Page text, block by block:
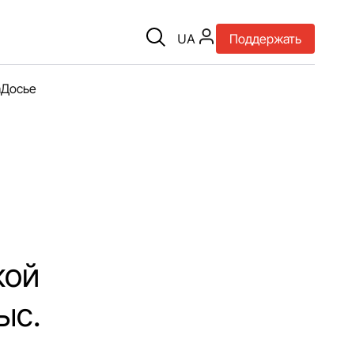
UA Поддержать
Досье